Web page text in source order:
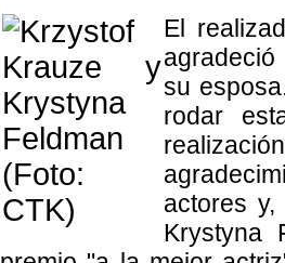
El
su
rodar
actores
Krystyna